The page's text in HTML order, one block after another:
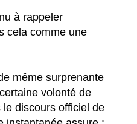
à rappeler
cela comme une
même surprenante
volonté de
le discours officiel de